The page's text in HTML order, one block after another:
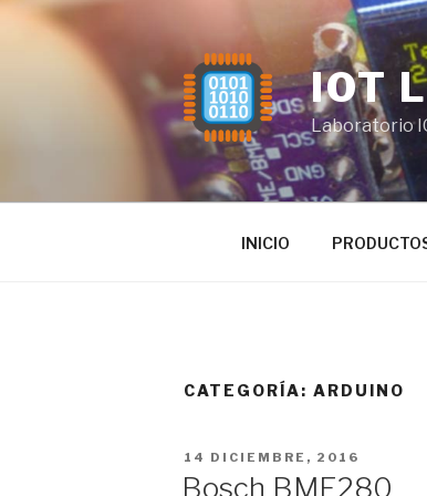
Saltar
IOT
Laboratorio
INICIO
CATEGORÍA: ARDUINO
PUBLICADO
14 DICIEMBRE, 2016
Bosch BME280